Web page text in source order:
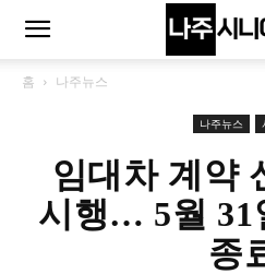
홈 나주뉴스
나주뉴스
임대차 계약
시행… 5월 31
종